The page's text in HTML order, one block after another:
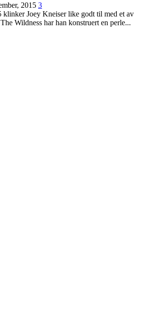
2015 3
klinker Joey Kneiser like godt til med et av
Wildness har han konstruert en perle...